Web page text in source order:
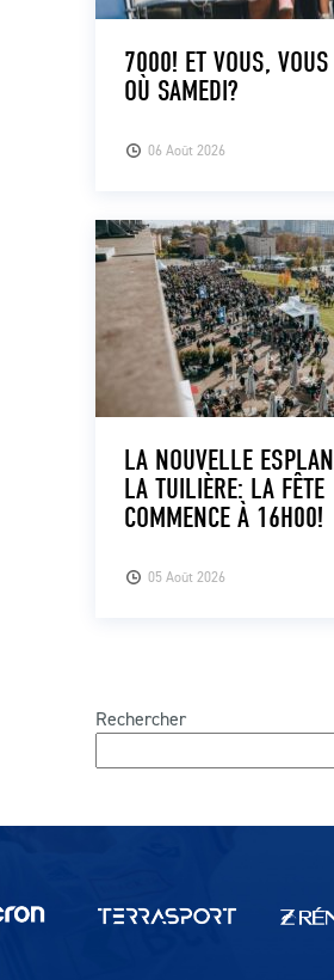
06 Août 2026
7000! ET VOUS, VOUS
OÙ SAMEDI?
05 Août 2026
LA NOUVELLE
LA TUILIÈRE: LA FÊTE
COMMENCE À 16H00!
Rechercher